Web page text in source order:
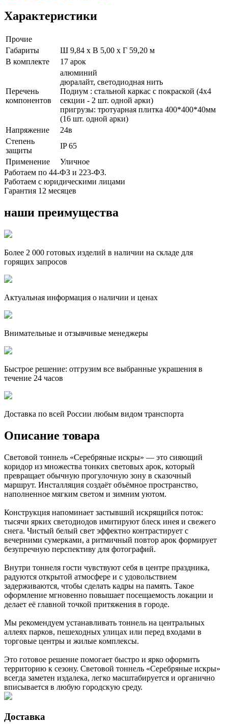
Характеристики
Прочие
Габариты
Ш 9,84 x В 5,00 x Г 59,20 м
В комплекте
17 арок
Перечень
компонентов
алюминий
дюралайт, светодиодная нить
Подиум : стальной каркас с покраской (4x4
секции - 2 шт. одной арки)
пригрузы: тротуарная плитка 400*400*40мм
(16 шт. одной арки)
Напряжение
24в
Степень
защиты
IP 65
Применение
Уличное
Работаем по 44-ФЗ и 223-ФЗ.
Работаем с юридическими лицами
Гарантия 12 месяцев
наши преимущества
Более 2 000 готовых изделий в наличии на складе для
горящих запросов
Актуальная информация о наличии и ценах
Внимательные и отзывчивые менеджеры
Быстрое решение: отгрузим все выбранные украшения в
течение 24 часов
Доставка по всей России любым видом транспорта
Описание товара
Световой тоннель «Серебряные искры» — это сияющий
коридор из множества тонких световых арок, который
превращает обычную прогулочную зону в сказочный
маршрут. Инсталляция создаёт объёмное пространство,
наполненное мягким светом и зимним уютом.
Конструкция напоминает застывший искрящийся поток:
тысячи ярких светодиодов имитируют блеск инея и свежего
снега. Чистый белый свет эффектно контрастирует с
вечерними сумерками, а ритмичный повтор арок формирует
безупречную перспективу для фотографий.
Внутри тоннеля гости чувствуют себя в центре праздника,
радуются открытой атмосфере и с удовольствием
задерживаются, чтобы сделать кадры на память. Такое
оформление мгновенно повышает посещаемость локации и
делает её главной точкой притяжения в городе.
Мы рекомендуем устанавливать тоннель на центральных
аллеях парков, пешеходных улицах или перед входами в
торговые центры и жилые комплексы.
Это готовое решение помогает быстро и ярко оформить
территорию к сезону. Световой тоннель «Серебряные искры»
всегда заметен издалека, легко масштабируется и органично
вписывается в любую городскую среду.
Доставка